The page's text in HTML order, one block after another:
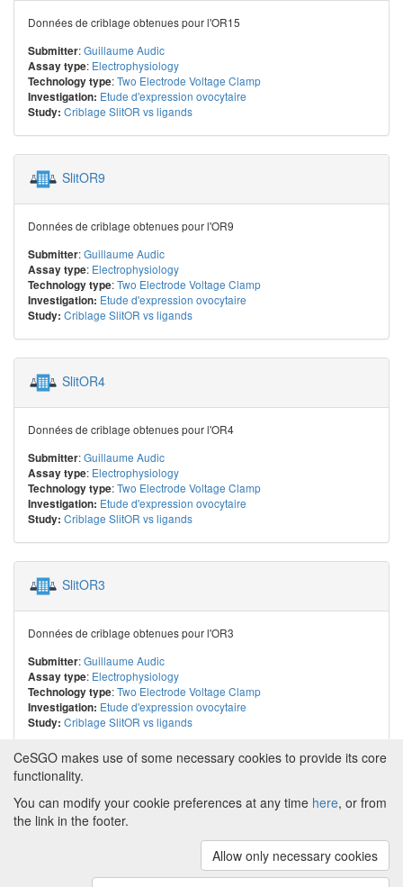
Données de criblage obtenues pour l'OR15
Submitter:Guillaume Audic
Assay type: Electrophysiology
Technology type:Two Electrode Voltage Clamp
Investigation: Etude d'expression ovocytaire
Study: Criblage SlitOR vs ligands
SlitOR9
Données de criblage obtenues pour l'OR9
Submitter:Guillaume Audic
Assay type: Electrophysiology
Technology type:Two Electrode Voltage Clamp
Investigation: Etude d'expression ovocytaire
Study: Criblage SlitOR vs ligands
SlitOR4
Données de criblage obtenues pour l'OR4
Submitter:Guillaume Audic
Assay type: Electrophysiology
Technology type:Two Electrode Voltage Clamp
Investigation: Etude d'expression ovocytaire
Study: Criblage SlitOR vs ligands
SlitOR3
Données de criblage obtenues pour l'OR3
Submitter:Guillaume Audic
Assay type: Electrophysiology
Technology type:Two Electrode Voltage Clamp
Investigation: Etude d'expression ovocytaire
Study: Criblage SlitOR vs ligands
Powered by
About CeSGO|Funding and Programmes
Credits
The University of
ManchesterandHITS gGmbH
CeSGO makes use of some necessary cookies to provide its core
functionality.
You can modify your cookie preferences at any time here, or from
the link in the footer.
Allow only necessary cookies